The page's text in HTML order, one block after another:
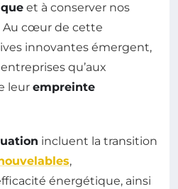
et à conserver nos
Au cœur de cette
innovantes émergent,
qu’aux
leur empreinte
incluent la transition
,
énergétique, ainsi